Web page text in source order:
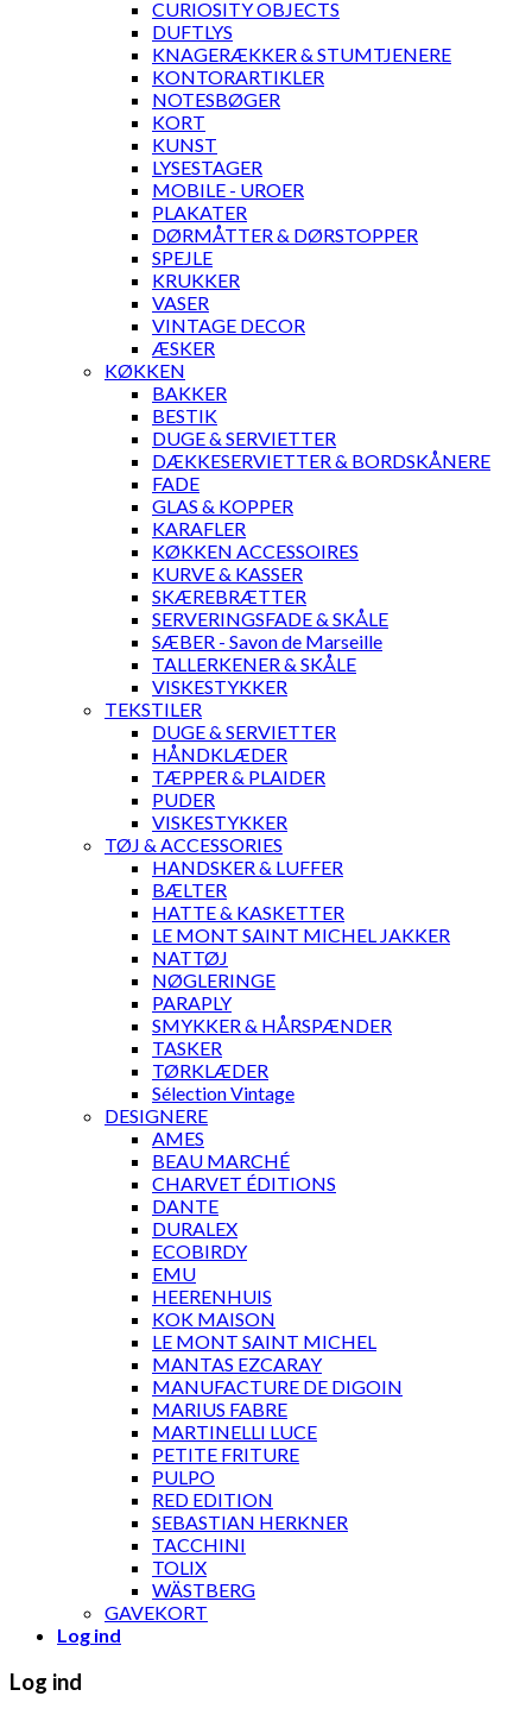
CURIOSITY OBJECTS
DUFTLYS
KNAGERÆKKER & STUMTJENERE
KONTORARTIKLER
NOTESBØGER
KORT
KUNST
LYSESTAGER
MOBILE - UROER
PLAKATER
DØRMÅTTER & DØRSTOPPER
SPEJLE
KRUKKER
VASER
VINTAGE DECOR
ÆSKER
KØKKEN
BAKKER
BESTIK
DUGE & SERVIETTER
DÆKKESERVIETTER & BORDSKÅNERE
FADE
GLAS & KOPPER
KARAFLER
KØKKEN ACCESSOIRES
KURVE & KASSER
SKÆREBRÆTTER
SERVERINGSFADE & SKÅLE
SÆBER - Savon de Marseille
TALLERKENER & SKÅLE
VISKESTYKKER
TEKSTILER
DUGE & SERVIETTER
HÅNDKLÆDER
TÆPPER & PLAIDER
PUDER
VISKESTYKKER
TØJ & ACCESSORIES
HANDSKER & LUFFER
BÆLTER
HATTE & KASKETTER
LE MONT SAINT MICHEL JAKKER
NATTØJ
NØGLERINGE
PARAPLY
SMYKKER & HÅRSPÆNDER
TASKER
TØRKLÆDER
Sélection Vintage
DESIGNERE
AMES
BEAU MARCHÉ
CHARVET ÉDITIONS
DANTE
DURALEX
ECOBIRDY
EMU
HEERENHUIS
KOK MAISON
LE MONT SAINT MICHEL
MANTAS EZCARAY
MANUFACTURE DE DIGOIN
MARIUS FABRE
MARTINELLI LUCE
PETITE FRITURE
PULPO
RED EDITION
SEBASTIAN HERKNER
TACCHINI
TOLIX
WÄSTBERG
GAVEKORT
Log ind
Log ind